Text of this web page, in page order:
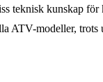
teknisk kunskap för
ATV-modeller, trots